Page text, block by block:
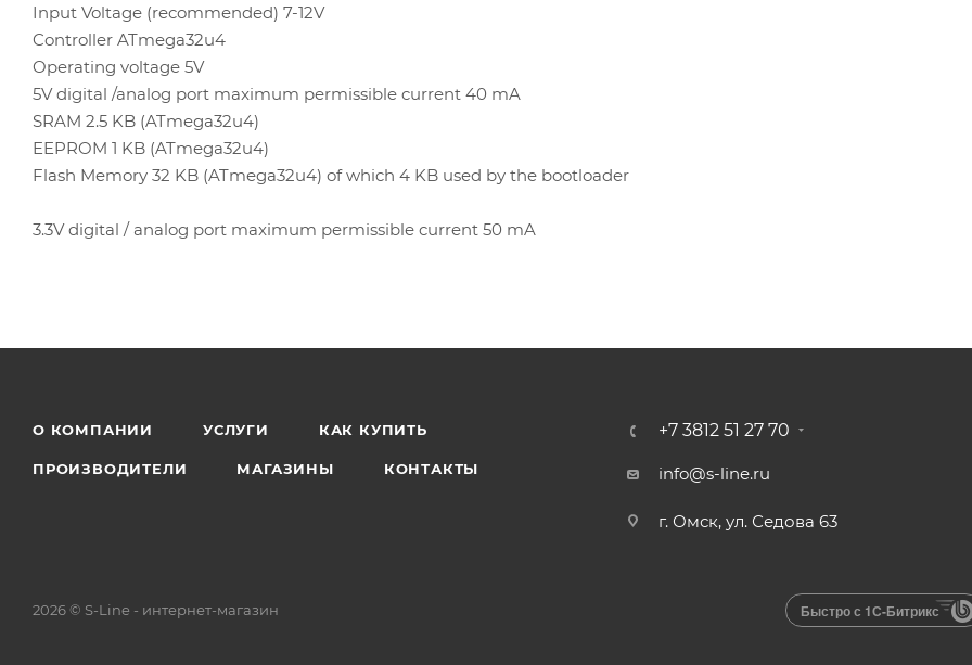
Input Voltage (recommended) 7-12V
Controller ATmega32u4
Operating voltage 5V
5V digital /analog port maximum permissible current 40 mA
SRAM 2.5 KB (ATmega32u4)
EEPROM 1 KB (ATmega32u4)
Flash Memory 32 KB (ATmega32u4) of which 4 KB used by the bootloader
3.3V digital / analog port maximum permissible current 50 mA
О КОМПАНИИ УСЛУГИ КАК КУПИТЬ
ПРОИЗВОДИТЕЛИ МАГАЗИНЫ КОНТАКТЫ
+7 3812 51 27 70
info@s-line.ru
г. Омск, ул. Седова 63
2026 © S-Line - интернет-магазин Быстро с 1С-Битрикс